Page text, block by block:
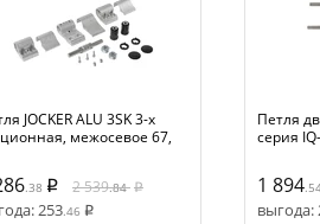
JOCKER ALU 3SK 3-х
межосевое 67,
.38 2 539.84
253.46
Петля
серия
1 894
выгода: